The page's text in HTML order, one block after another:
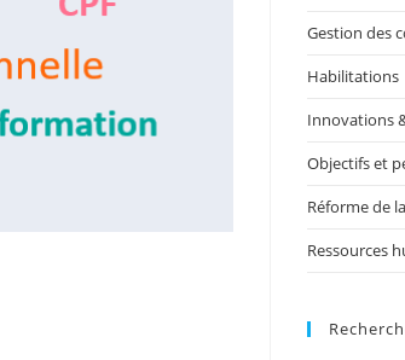
Gestion des
Habilitations
Innovations
Objectifs et
Réforme de
Ressources